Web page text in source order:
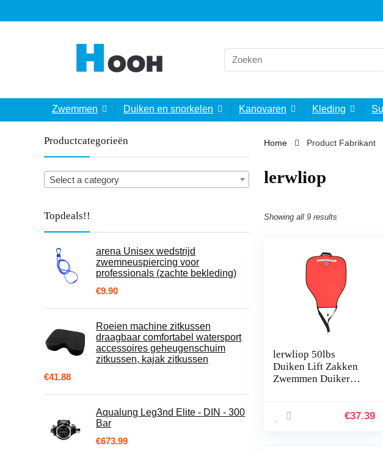
Search
for:
Zwemmen Duiken en snorkelen Kanovaren Kleding
Productcategorieën
Select a category
Topdeals!!
arena Unisex wedstrijd
zwemneuspiercing voor
professionals (zachte bekleding)
€9.90
Roeien machine zitkussen
draagbaar comfortabel watersport
accessoires geheugenschuim
zitkussen, kajak zitkussen
€41.88
Aqualung Leg3nd Elite - DIN - 300
Bar
€673.99
Home Product Fabrikant
‎lerwliop
Showing all 9 results
lerwliop 50lbs
Duiken Lift Zakken
Zwemmen Duiker
Bergingszak met€37.39